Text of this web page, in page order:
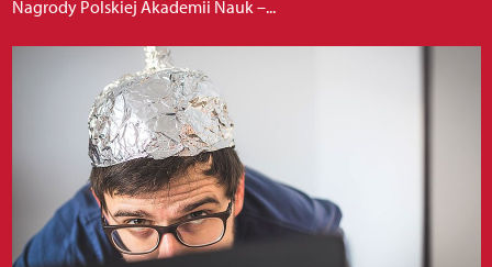
Nagrody Polskiej Akademii Nauk –...